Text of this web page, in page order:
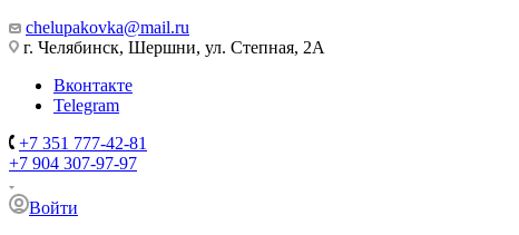
chelupakovka@mail.ru
г. Челябинск, Шершни, ул. Степная, 2А
Вконтакте
Telegram
+7 351 777-42-81
+7 904 307-97-97
Войти